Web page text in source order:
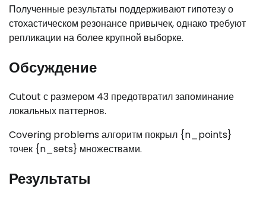
Полученные результаты поддерживают гипотезу о
стохастическом резонансе привычек, однако требуют
репликации на более крупной выборке.
Обсуждение
Cutout с размером 43 предотвратил запоминание
локальных паттернов.
Covering problems алгоритм покрыл {n_points}
точек {n_sets} множествами.
Результаты